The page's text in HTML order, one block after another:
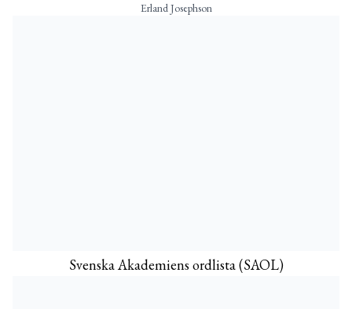
Erland Josephson
Svenska Akademiens ordlista (SAOL)